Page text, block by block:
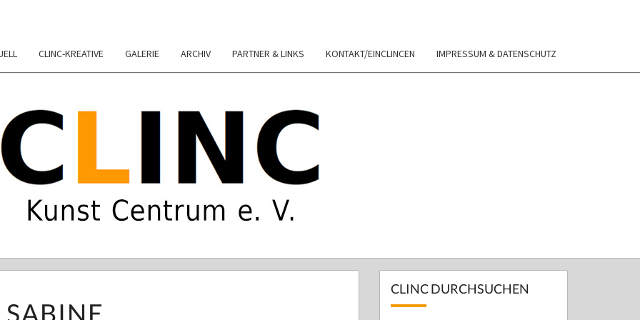
CLINC-KREATIVE GALERIE ARCHIV PARTNER & LINKS KONTAKT/EINCLINCEN IMPRESSUM & DATENSCHUTZ
CENTRUM E.V.
FÜRTH
Für Künstler, Günstige Co-Working-Plätze Werkräume
SABINE
CLINC DURCHSUCHEN